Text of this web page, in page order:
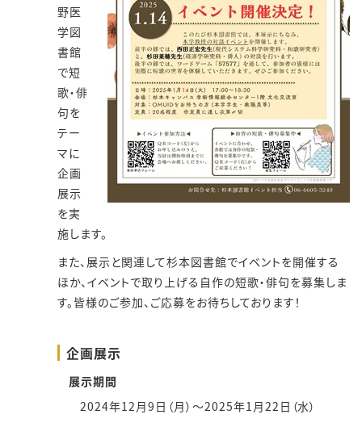
野医
学図
書館
で短
歌・俳
句を
テー
マに
企画
展示
を実
施します。
また、展示と関連して杉本図書館でイベントを開催する
ほか、イベントで取り上げる自作の短歌・俳句を募集しま
す。皆様のご参加、ご応募をお待ちしております！
企画展示
展示期間
2024年12月9日（月）～2025年1月22日（水）